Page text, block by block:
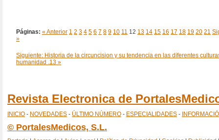
Páginas: « Anterior 1 2 3 4 5 6 7 8 9 10 11 12 13 14 15 16 17 18 19 20 21
»
Siguiente: Historia de la circuncision y su tendencia en las diferentes
humanidad .13 »
Revista Electronica de
INICIO - NOVEDADES - ÚLTIMO NÚMERO - ESPECIALIDADES -
© PortalesMedicos, S.L.